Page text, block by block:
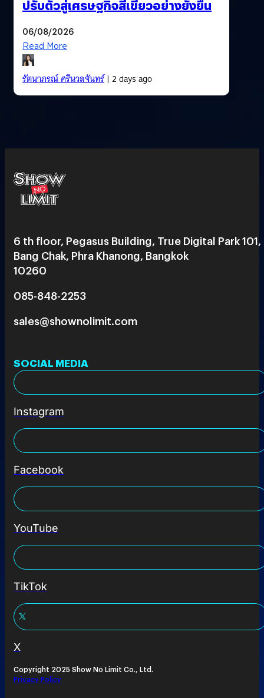
ปรับตัวสู่เศรษฐกิจสีเขียวอย่างยั่งยืน
06/08/2026
Read More
รัตนาภรณ์ ศรีนวลจันทร์| 2 days ago
6 th floor, Pegasus Building, True Digital Park 101,
Bang Chak, Phra Khanong, Bangkok
10260
085-848-2253
sales@shownolimit.com
SOCIAL MEDIA
Instagram
Facebook
YouTube
TikTok
X
Copyright 2025 Show No Limit Co., Ltd.
Privacy Policy